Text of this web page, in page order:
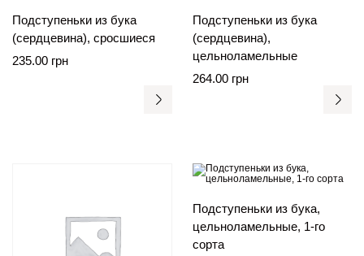
Подступеньки из бука
(сердцевина), сросшиеся
235.00 грн
Подступеньки из бука
(сердцевина),
цельноламельные
264.00 грн
Подступеньки из бука,
цельноламельные, 1-го
сорта